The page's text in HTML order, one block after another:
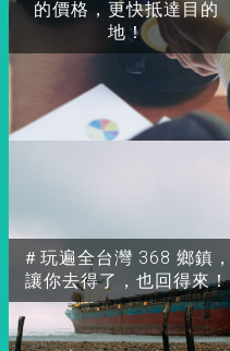
的價格，更快抵達目的
地！
＃玩遍全台灣 368 鄉鎮，
讓你去得了，也回得來！